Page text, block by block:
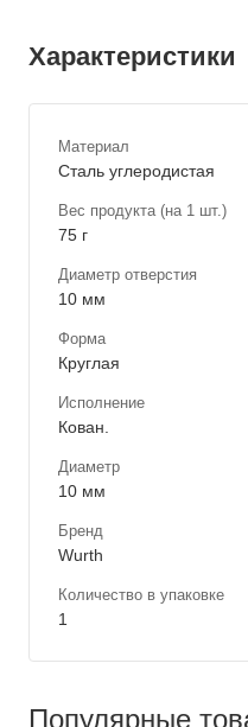
Характеристики
Материал
Сталь углеродистая
Вес продукта (на 1 шт.)
75 г
Диаметр отверстия
10 мм
Форма
Круглая
Исполнение
Кован.
Диаметр
10 мм
Бренд
Wurth
Количество в упаковке
1
Популярные